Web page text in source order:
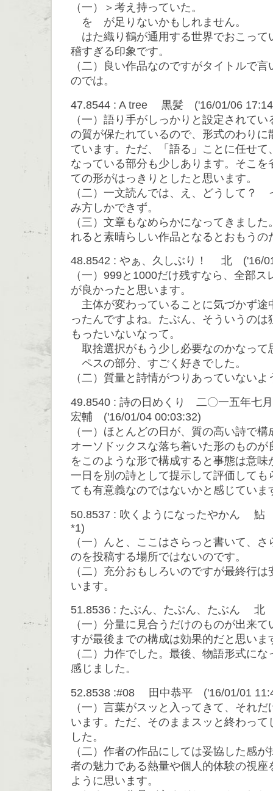
（一）＞考え持っていた。
を が足りないかもしれません。
はた織り鶴が通用する世界でおこって
稽すぎる印象です。
（二）良い作品なのですがタイトルで
のでは。
47.8544 : A tree 黒髪 ('16/01/06
（一）語り手がしっかりと設定されて
の質が保たれているので、形式のわりに
ています。ただ、「語る」ことに任せて
なっている部分も少しあります。そこを
ての形がはっきりとしたと思います。
（二）一文読んでは、え、どうして？
み方しかできず。
（三）文章もなめらかになってきまし
れると素晴らしい作品となるとおもうの
48.8542 : やぁ、久しぶり！ 北 ('16/
（一）999と1000だけ残すなら、全部
が良かったと思います。
主体が変わっていることに気づかず途
ったんですよね。たぶん、そういうの
もったいないなって。
取捨選択がもう少し必要なのかなって
ペスの部分、すごく好きでした。
（二）質量と詩情がつりあっていない
49.8540 : 詩の日めくり 二〇一五年七
宏輔 ('16/01/04 00:03:32)
（一）ほとんどの日が、質の高い詩で
オーソドックスな落ち着いた形のものが
をこのような形で構成すると事態は意
一日を別の詩として提示して評価しても
ても有意義なのではないかと感じていま
50.8537 : 吹くようになったやかん 鮎
*1)
（一）んと、ここはさらっと書いて、
のを投稿する場所ではないのです。
（二）充分おもしろいのですが最終行
います。
51.8536 : たぶん、たぶん、たぶん 北
（一）分量に見合うだけのものが出来
すが最後までの構成は効果的だと思いま
（二）力作でした。最後、物語形式に
感じました。
52.8538 :#08 田中恭平 ('16/01/01
（一）言葉がスッと入ってきて、それ
います。ただ、そのままスッと終わって
した。
（二）作者の作品にしては妥協した感
者の魅力である熱量や個人的体験の視座
ように思います。